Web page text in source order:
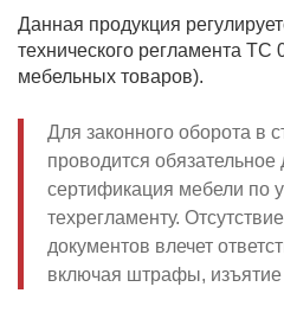
Данная продукция
технического регламента ТС
мебельных товаров).
Для законного оборота в
проводится
сертификация мебели по
техрегламенту.
документов влечет
включая штрафы, изъятие